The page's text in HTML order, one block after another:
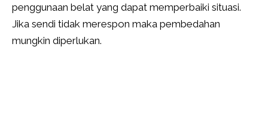
penggunaan belat yang dapat memperbaiki situasi.
Jika sendi tidak merespon maka pembedahan
mungkin diperlukan.